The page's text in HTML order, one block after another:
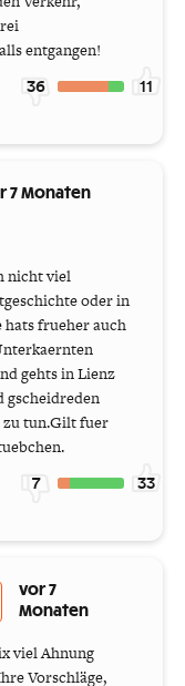
entgangen!
36 11
7 Monaten
nicht viel
oder in
hats frueher auch
gehts in Lienz
gscheidreden
zu tun.Gilt fuer
7 33
vor 7
Monaten
viel Ahnung
Vorschläge,